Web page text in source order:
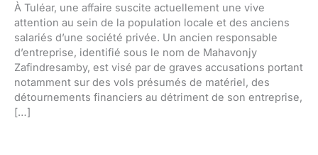
À Tuléar, une affaire suscite actuellement une vive
attention au sein de la population locale et des anciens
salariés d’une société privée. Un ancien responsable
d’entreprise, identifié sous le nom de Mahavonjy
Zafindresamby, est visé par de graves accusations portant
notamment sur des vols présumés de matériel, des
détournements financiers au détriment de son entreprise,
[…]